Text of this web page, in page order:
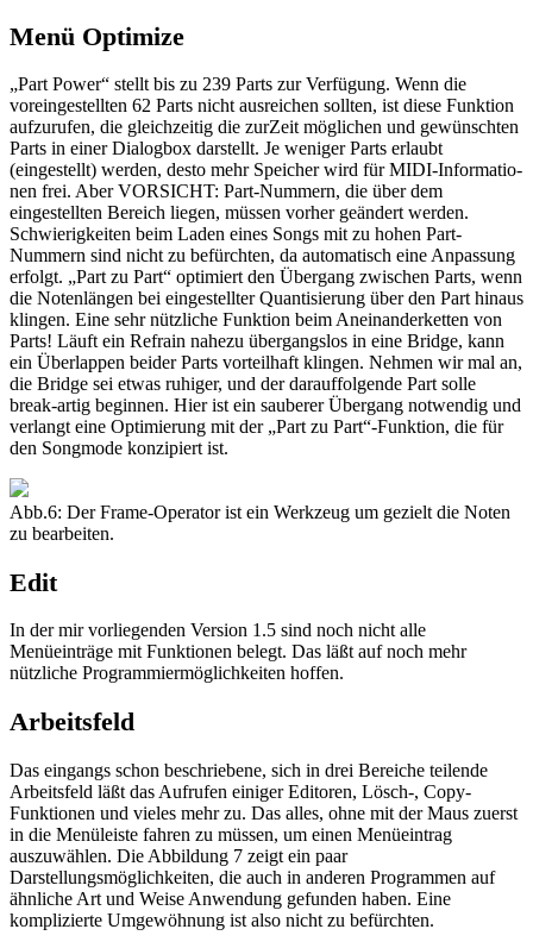
Menü Optimize
„Part Power“ stellt bis zu 239 Parts zur Verfügung. Wenn die
voreingestellten 62 Parts nicht ausreichen sollten, ist diese Funktion
aufzurufen, die gleichzeitig die zurZeit möglichen und gewünschten
Parts in einer Dialogbox darstellt. Je weniger Parts erlaubt
(eingestellt) werden, desto mehr Speicher wird für MIDI-Informatio-
nen frei. Aber VORSICHT: Part-Nummern, die über dem
eingestellten Bereich liegen, müssen vorher geändert werden.
Schwierigkeiten beim Laden eines Songs mit zu hohen Part-
Nummern sind nicht zu befürchten, da automatisch eine Anpassung
erfolgt. „Part zu Part“ optimiert den Übergang zwischen Parts, wenn
die Notenlängen bei eingestellter Quantisierung über den Part hinaus
klingen. Eine sehr nützliche Funktion beim Aneinanderketten von
Parts! Läuft ein Refrain nahezu übergangslos in eine Bridge, kann
ein Überlappen beider Parts vorteilhaft klingen. Nehmen wir mal an,
die Bridge sei etwas ruhiger, und der darauffolgende Part solle
break-artig beginnen. Hier ist ein sauberer Übergang notwendig und
verlangt eine Optimierung mit der „Part zu Part“-Funktion, die für
den Songmode konzipiert ist.
Abb.6: Der Frame-Operator ist ein Werkzeug um gezielt die Noten
zu bearbeiten.
Edit
In der mir vorliegenden Version 1.5 sind noch nicht alle
Menüeinträge mit Funktionen belegt. Das läßt auf noch mehr
nützliche Programmiermöglichkeiten hoffen.
Arbeitsfeld
Das eingangs schon beschriebene, sich in drei Bereiche teilende
Arbeitsfeld läßt das Aufrufen einiger Editoren, Lösch-, Copy-
Funktionen und vieles mehr zu. Das alles, ohne mit der Maus zuerst
in die Menüleiste fahren zu müssen, um einen Menüeintrag
auszuwählen. Die Abbildung 7 zeigt ein paar
Darstellungsmöglichkeiten, die auch in anderen Programmen auf
ähnliche Art und Weise Anwendung gefunden haben. Eine
komplizierte Umgewöhnung ist also nicht zu befürchten.